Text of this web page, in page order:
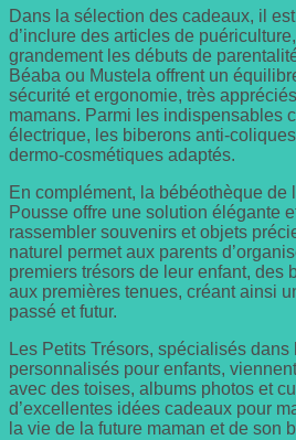
Dans la sélection des cadeaux, il
d’inclure des articles de
grandement les débuts de
Béaba ou Mustela offrent un
sécurité et ergonomie, très
mamans. Parmi les indispensables
électrique, les biberons anti-
dermo-cosmétiques adaptés.
En complément, la bébéothèque de
Pousse offre une solution élégante
rassembler souvenirs et objets
naturel permet aux parents
premiers trésors de leur enfant, des
aux premières tenues, créant ainsi
passé et futur.
Les Petits Trésors, spécialisés dans
personnalisés pour enfants,
avec des toises, albums photos et
d’excellentes idées cadeaux pour
la vie de la future maman et de son